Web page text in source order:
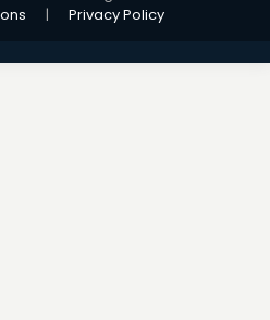
| Privacy Policy